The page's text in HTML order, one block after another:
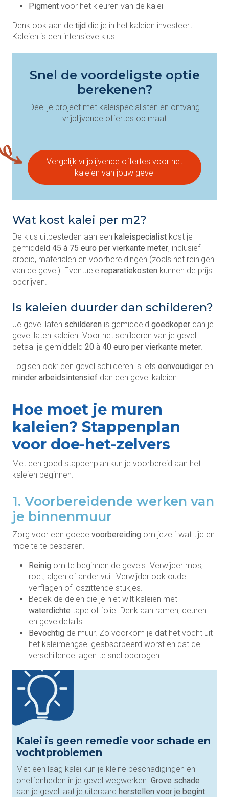
Pigment voor het kleuren van de kalei
Denk ook aan de tijd die je in het kaleien investeert.
Kaleien is een intensieve klus.
Snel de voordeligste optie
berekenen?
Deel je project met kaleispecialisten en ontvang
vrijblijvende offertes op maat
Vergelijk vrijblijvende offertes voor het
kaleien van jouw gevel
Wat kost kalei per m2?
De klus uitbesteden aan een kaleispecialist kost je
gemiddeld 45 à 75 euro per vierkante meter, inclusief
arbeid, materialen en voorbereidingen (zoals het reinigen
van de gevel). Eventuele reparatiekosten kunnen de prijs
opdrijven.
Is kaleien duurder dan schilderen?
Je gevel laten schilderen is gemiddeld goedkoper dan je
gevel laten kaleien. Voor het schilderen van je gevel
betaal je gemiddeld 20 à 40 euro per vierkante meter
Logisch ook: een gevel schilderen is iets eenvoudiger en
minder arbeidsintensief dan een gevel kaleien.
Hoe moet je muren
kaleien? Stappenplan
voor doe-het-zelvers
Met een goed stappenplan kun je voorbereid aan het
kaleien beginnen.
1. Voorbereidende werken van
je binnenmuur
Zorg voor een goede voorbereiding om jezelf wat tijd en
moeite te besparen.
Reinig om te beginnen de gevels. Verwijder mos,
roet, algen of ander vuil. Verwijder ook oude
verflagen of loszittende stukjes.
Bedek de delen die je niet wilt kaleien met
waterdichte tape of folie. Denk aan ramen, deuren
en geveldetails.
Bevochtig de muur. Zo voorkom je dat het vocht uit
het kaleimengsel geabsorbeerd worst en dat de
verschillende lagen te snel opdrogen.
Kalei is geen remedie voor schade en
vochtproblemen
Met een laag kalei kun je kleine beschadigingen en
oneffenheden in je gevel wegwerken. Grove schade
aan je gevel laat je uiteraard herstellen voor je begint